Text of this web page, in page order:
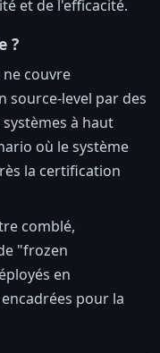
et de l'efficacité.
?
couvre
source-level par des
à haut
où le système
la certification
comblé,
"frozen
en
pour la